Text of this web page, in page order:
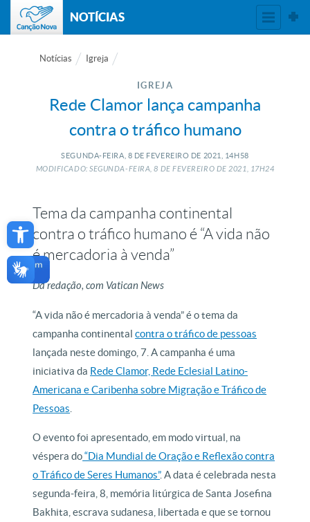
Open toolbar
NOTÍCIAS
Notícias Igreja
IGREJA
Rede Clamor lança campanha
contra o tráfico humano
SEGUNDA-FEIRA, 8 DE FEVEREIRO DE 2021, 14H58
MODIFICADO: SEGUNDA-FEIRA, 8 DEFEVEREIRO DE2021, 17H24
Tema da campanha continental
contra o tráfico humano é “A vida não
é mercadoria à venda”
Da redação, com Vatican News
“A vida não é mercadoria à venda” é o tema da
campanha continentalcontra o tráfico de pessoas
lançada neste domingo, 7. A campanha é uma
iniciativa da Rede Clamor, Rede Eclesial Latino-
Americana e Caribenha sobre Migração e Tráfico de
Pessoas
O evento foi apresentado, em modo virtual, na
véspera do“Dia Mundial de Oração e Reflexão contra
o Tráfico de Seres Humanos”. A data é celebrada nesta
segunda-feira, 8, memória litúrgica de Santa Josefina
Bakhita, escrava sudanesa, libertada e que se tornou